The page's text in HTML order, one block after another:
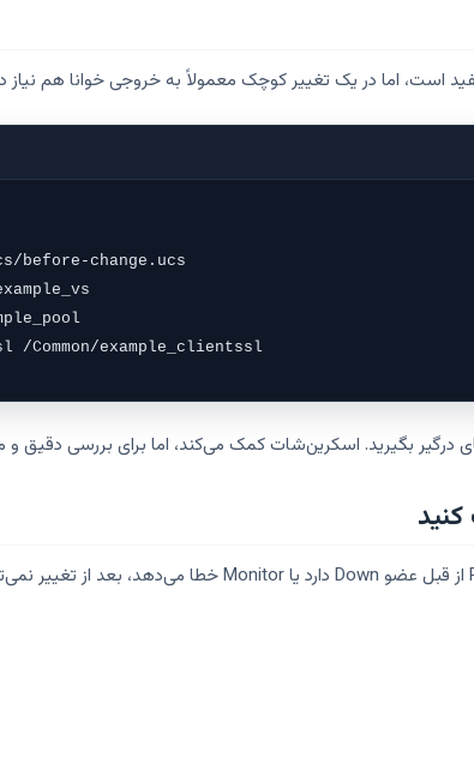
before-change.ucs
example_clientssl